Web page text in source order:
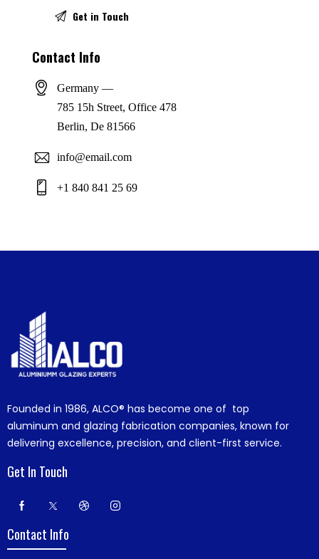
Contact Info
Germany —
785 15h Street, Office 478
Berlin, De 81566
info@email.com
+1 840 841 25 69
Founded in 1986, ALCO® has become one of top
aluminum and glazing fabrication companies, known for
delivering excellence, precision, and client-first service.
Get In Touch
Contact Info